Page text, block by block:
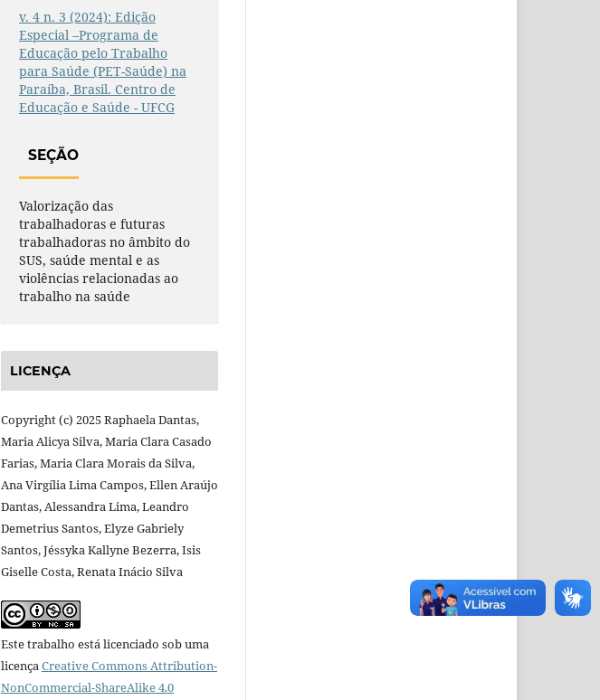
v. 4 n. 3 (2024): Edição
Especial –Programa de
Educação pelo Trabalho
para Saúde (PET-Saúde) na
Paraíba, Brasil. Centro de
Educação e Saúde - UFCG
SEÇÃO
Valorização das
trabalhadoras e futuras
trabalhadoras no âmbito do
SUS, saúde mental e as
violências relacionadas ao
trabalho na saúde
LICENÇA
Copyright (c) 2025 Raphaela Dantas,
Maria Alicya Silva, Maria Clara Casado
Farias, Maria Clara Morais da Silva,
Ana Virgília Lima Campos, Ellen Araújo
Dantas, Alessandra Lima, Leandro
Demetrius Santos, Elyze Gabriely
Santos, Jéssyka Kallyne Bezerra, Isis
Giselle Costa, Renata Inácio Silva
Este trabalho está licenciado sob uma
licençaCreative Commons Attribution-
NonCommercial-ShareAlike 4.0